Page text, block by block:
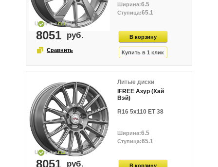
6.5
65.1
8051
Литые диски
IFREE Азур (Хай
Вэй)
R16 5x110 ET 38
6.5
65.1
8051